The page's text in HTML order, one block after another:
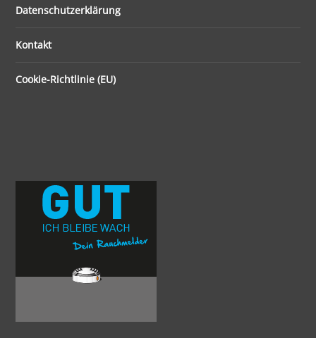
Datenschutzerklärung
Kontakt
Cookie-Richtlinie (EU)